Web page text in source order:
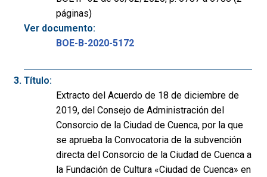
páginas)
Ver documento:
BOE-B-2020-5172
Título:
Extracto del Acuerdo de 18 de diciembre de
2019, del Consejo de Administración del
Consorcio de la Ciudad de Cuenca, por la que
se aprueba la Convocatoria de la subvención
directa del Consorcio de la Ciudad de Cuenca a
la Fundación de Cultura «Ciudad de Cuenca» en